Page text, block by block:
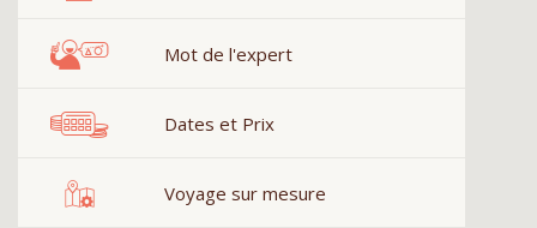
Mot de l'expert
Dates et Prix
Voyage sur mesure